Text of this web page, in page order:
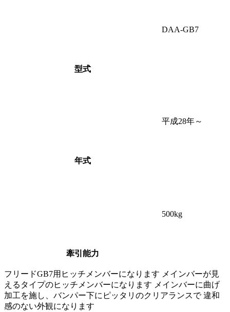
型式
DAA-GB7
年式
平成28年～
牽引能力
500kg
フリードGB7用ヒッチメンバーになります メインバーが見
えるタイプのヒッチメンバーになります メインバーに曲げ
加工を施し、バンパー下にピッタリのクリアランスで 違和
感のない外観になります